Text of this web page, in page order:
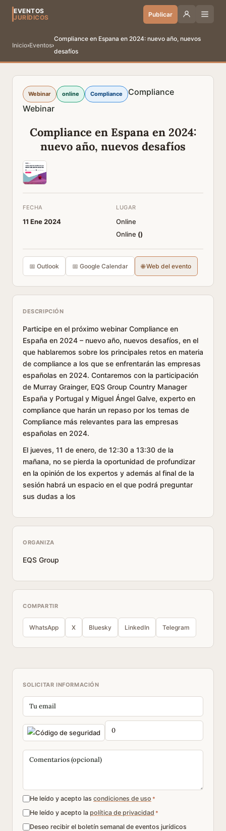
EVENTOS
JURÍDICOS
Publicar
Inicio›Eventos›
Compliance en Espana en 2024: nuevo año, nuevos
desafíos
Webinar online Compliance
Compliance
Webinar
Compliance en Espana en 2024:
nuevo año, nuevos desafíos
FECHA
11 Ene 2024
LUGAR
Online
Online ()
📅 Outlook 📅 Google Calendar 🌐 Web del evento
DESCRIPCIÓN
Participe en el próximo webinar Compliance en
España en 2024 – nuevo año, nuevos desafíos, en el
que hablaremos sobre los principales retos en materia
de compliance a los que se enfrentarán las empresas
españolas en 2024. Contaremos con la participación
de Murray Grainger, EQS Group Country Manager
España y Portugal y Miguel Ángel Galve, experto en
compliance que harán un repaso por los temas de
Compliance más relevantes para las empresas
españolas en 2024.
El jueves, 11 de enero, de 12:30 a 13:30 de la
mañana, no se pierda la oportunidad de profundizar
en la opinión de los expertos y además al final de la
sesión habrá un espacio en el que podrá preguntar
sus dudas a los
ORGANIZA
EQS Group
COMPARTIR
WhatsApp X Bluesky LinkedIn Telegram
SOLICITAR INFORMACIÓN
He leído y acepto las condiciones de uso *
He leído y acepto la política de privacidad *
Deseo recibir el boletín semanal de eventos jurídicos